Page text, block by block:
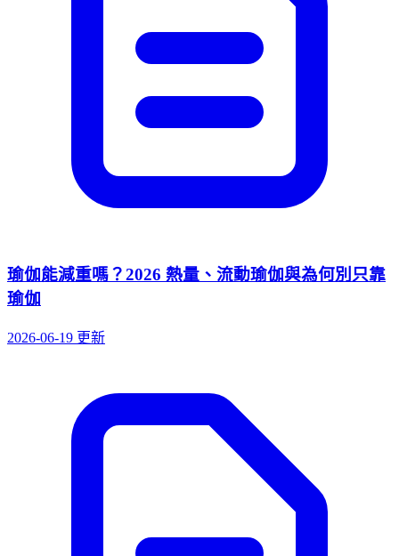
瑜伽能減重嗎？2026 熱量、流動瑜伽與為何別只靠
瑜伽
2026-06-19 更新